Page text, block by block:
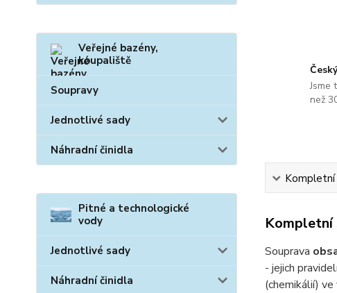
Veřejné bazény,
koupaliště
Soupravy
Jednotlivé sady
Náhradní činidla
Pitné a technologické
vody
Jednotlivé sady
Náhradní činidla
Jsme
než
Kompletní
Kompletní
Souprava
- jejich
(chemikálií)